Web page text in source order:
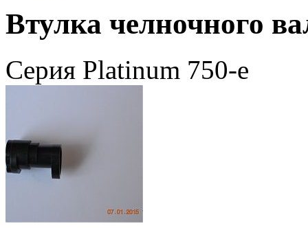
Втулка челночного
Серия Platinum 750-е